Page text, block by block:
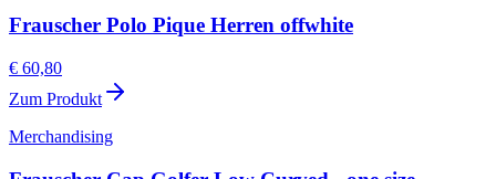
Frauscher Polo Pique Herren offwhite
€ 60,80
Zum Produkt
Merchandising